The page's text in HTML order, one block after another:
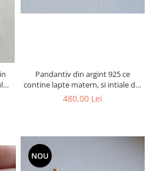
Pandantiv din argint 925 ce
contine lapte matern, si intiale din
suvita copiilor
480,00 Lei
NOU